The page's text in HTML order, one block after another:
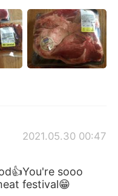
2021.05.30 00:47
sooo
festival😁